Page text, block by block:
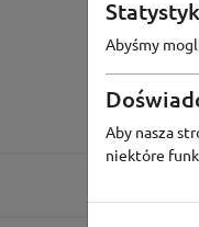
Abyśmy
Aby nasza
niektóre